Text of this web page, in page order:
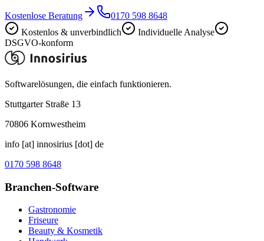
Kostenlose Beratung
0170 598 8648
Kostenlos & unverbindlich
Individuelle Analyse
DSGVO-konform
Softwarelösungen, die einfach funktionieren.
Stuttgarter Straße 13
70806 Kornwestheim
info [at] innosirius [dot] de
0170 598 8648
Branchen-Software
Gastronomie
Friseure
Beauty & Kosmetik